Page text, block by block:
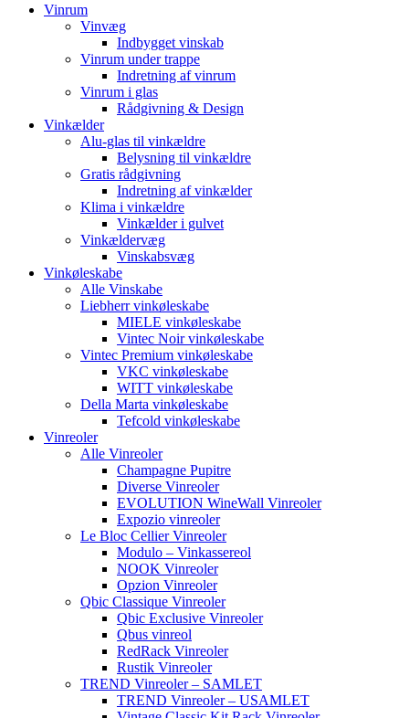
Vinrum
Vinvæg
Indbygget vinskab
Vinrum under trappe
Indretning af vinrum
Vinrum i glas
Rådgivning & Design
Vinkælder
Alu-glas til vinkældre
Belysning til vinkældre
Gratis rådgivning
Indretning af vinkælder
Klima i vinkældre
Vinkælder i gulvet
Vinkældervæg
Vinskabsvæg
Vinkøleskabe
Alle Vinskabe
Liebherr vinkøleskabe
MIELE vinkøleskabe
Vintec Noir vinkøleskabe
Vintec Premium vinkøleskabe
VKC vinkøleskabe
WITT vinkøleskabe
Della Marta vinkøleskabe
Tefcold vinkøleskabe
Vinreoler
Alle Vinreoler
Champagne Pupitre
Diverse Vinreoler
EVOLUTION WineWall Vinreoler
Expozio vinreoler
Le Bloc Cellier Vinreoler
Modulo – Vinkassereol
NOOK Vinreoler
Opzion Vinreoler
Qbic Classique Vinreoler
Qbic Exclusive Vinreoler
Qbus vinreol
RedRack Vinreoler
Rustik Vinreoler
TREND Vinreoler – SAMLET
TREND Vinreoler – USAMLET